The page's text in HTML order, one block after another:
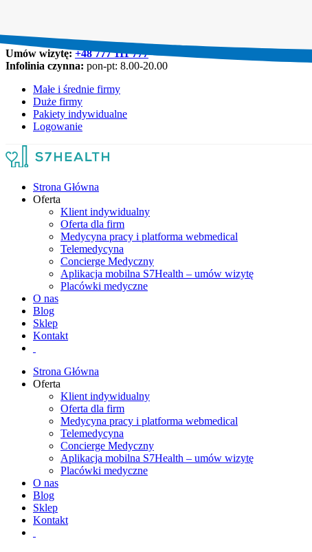
Umów wizytę:+48 777 111 777
Infolinia czynna: pon-pt: 8.00-20.00
Małe i średnie firmy
Duże firmy
Pakiety indywidualne
Logowanie
Strona Główna
Oferta
Klient indywidualny
Oferta dla firm
Medycyna pracy i platforma webmedical
Telemedycyna
Concierge Medyczny
Aplikacja mobilna S7Health – umów wizytę
Placówki medyczne
O nas
Blog
Sklep
Kontakt
Strona Główna
Oferta
Klient indywidualny
Oferta dla firm
Medycyna pracy i platforma webmedical
Telemedycyna
Concierge Medyczny
Aplikacja mobilna S7Health – umów wizytę
Placówki medyczne
O nas
Blog
Sklep
Kontakt